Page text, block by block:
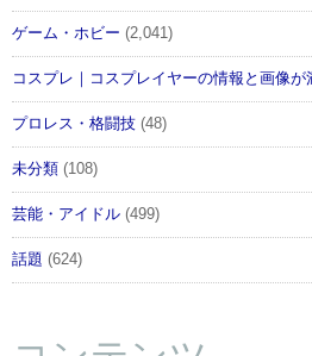
ゲーム・ホビー (2,041)
コスプレ｜コスプレイヤーの情報と画像が
プロレス・格闘技 (48)
未分類 (108)
芸能・アイドル (499)
話題 (624)